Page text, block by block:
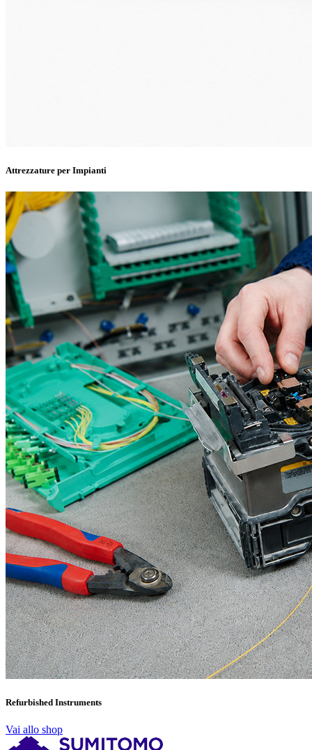
Attrezzature per Impianti
Refurbished Instruments
Vai allo shop